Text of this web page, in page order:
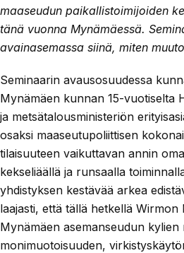
maaseudun paikallistoimijoiden
tänä vuonna Mynämäessä.
avainasemassa siinä, miten
Seminaarin avausosuudessa
Mynämäen kunnan 15-vuotiselta
ja metsätalousministeriön
osaksi maaseutupoliittisen
tilaisuuteen vaikuttavan annin
kekseliäällä ja runsaalla
yhdistyksen kestävää arkea
laajasti, että tällä hetkellä
Mynämäen asemanseudun
monimuotoisuuden,